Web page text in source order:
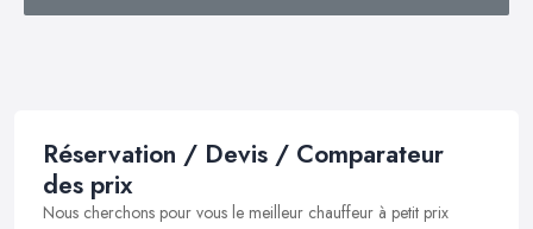
Réservation / Devis / Comparateur
des prix
Nous cherchons pour vous le meilleur chauffeur à petit prix